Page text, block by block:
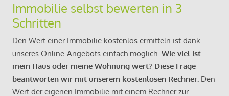
Immobilie selbst bewerten in 3
Schritten
Den Wert einer Immobilie kostenlos ermitteln ist dank
unseres Online-Angebots einfach möglich. Wie viel ist
mein Haus oder meine Wohnung wert? Diese Frage
beantworten wir mit unserem kostenlosen Rechner. Den
Wert der eigenen Immobilie mit einem Rechner zur